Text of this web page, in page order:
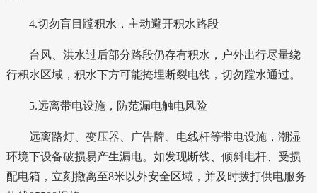
4.切勿盲目蹚积水，主动避开积水路段
台风、洪水过后部分路段仍存有积水，户外出行尽量绕
行积水区域，积水下方可能掩埋断裂电线，切勿蹚水通过。
5.远离带电设施，防范漏电触电风险
远离路灯、变压器、广告牌、电线杆等带电设施，潮湿
环境下设备破损易产生漏电。如发现断线、倾斜电杆、受损
配电箱，立刻撤离至8米以外安全区域，并及时拨打供电服务